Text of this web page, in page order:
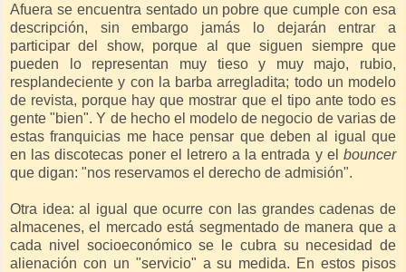
Afuera se encuentra sentado un pobre que cumple con esa
descripción, sin embargo jamás lo dejarán entrar a
participar del show, porque al que siguen siempre que
pueden lo representan muy tieso y muy majo, rubio,
resplandeciente y con la barba arregladita; todo un modelo
de revista, porque hay que mostrar que el tipo ante todo es
gente "bien". Y de hecho el modelo de negocio de varias de
estas franquicias me hace pensar que deben al igual que
en las discotecas poner el letrero a la entrada y el bouncer
que digan: "nos reservamos el derecho de admisión".
Otra idea: al igual que ocurre con las grandes cadenas de
almacenes, el mercado está segmentado de manera que a
cada nivel socioeconómico se le cubra su necesidad de
alienación con un "servicio" a su medida. En estos pisos